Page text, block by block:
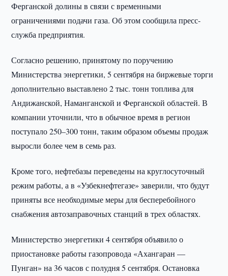
Ферганской долины в связи с временными
ограничениями подачи газа. Об этом сообщила пресс-
служба предприятия.
Согласно решению, принятому по поручению
Министерства энергетики, 5 сентября на биржевые торги
дополнительно выставлено 2 тыс. тонн топлива для
Андижанской, Наманганской и Ферганской областей. В
компании уточнили, что в обычное время в регион
поступало 250–300 тонн, таким образом объемы продаж
выросли более чем в семь раз.
Кроме того, нефтебазы переведены на круглосуточный
режим работы, а в «Узбекнефтегазе» заверили, что будут
приняты все необходимые меры для бесперебойного
снабжения автозаправочных станций в трех областях.
Министерство энергетики 4 сентября объявило о
приостановке работы газопровода «Ахангаран —
Пунган» на 36 часов с полудня 5 сентября. Остановка